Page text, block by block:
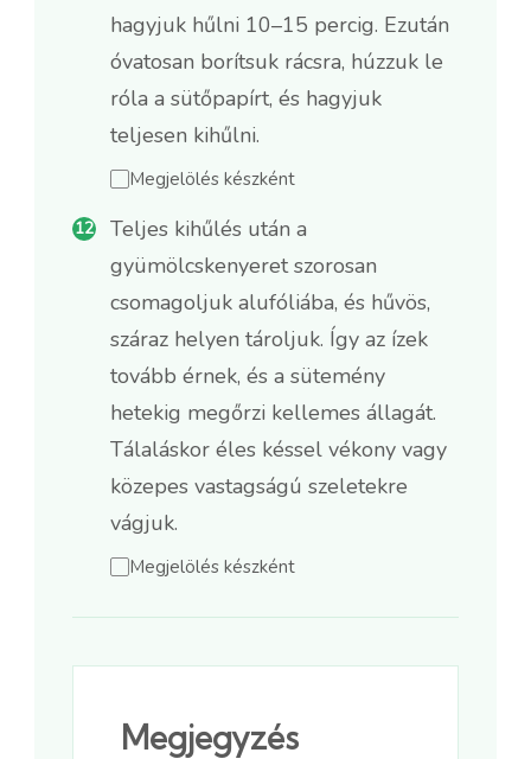
hagyjuk hűlni 10–15 percig. Ezután
óvatosan borítsuk rácsra, húzzuk le
róla a sütőpapírt, és hagyjuk
teljesen kihűlni.
Megjelölés készként
Teljes kihűlés után a
gyümölcskenyeret szorosan
csomagoljuk alufóliába, és hűvös,
száraz helyen tároljuk. Így az ízek
tovább érnek, és a sütemény
hetekig megőrzi kellemes állagát.
Tálaláskor éles késsel vékony vagy
közepes vastagságú szeletekre
vágjuk.
Megjelölés készként
Megjegyzés